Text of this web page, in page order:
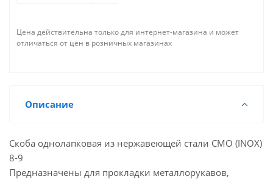
Цена действительна только для интернет-магазина и может
отличаться от цен в розничных магазинах
Описание
Скоба однолапковая из нержавеющей стали СМО (INOX)
8-9
Предназначены для прокладки металлорукавов,